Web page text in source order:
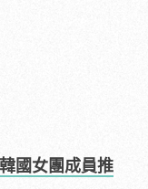
國女團成員推